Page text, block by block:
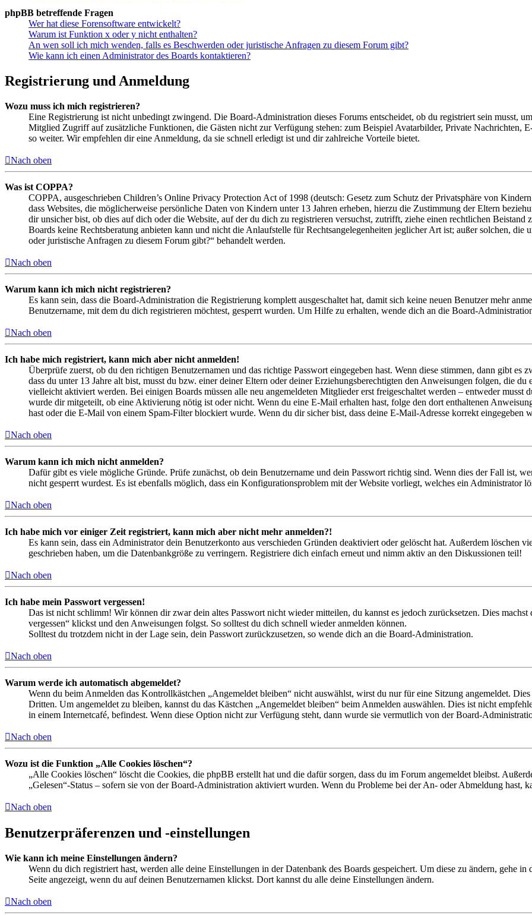
phpBB betreffende Fragen
Wer hat diese Forensoftware entwickelt?
Warum ist Funktion x oder y nicht enthalten?
An wen soll ich mich wenden, falls es Beschwerden oder juristische Anfragen zu diesem Forum gibt?
Wie kann ich einen Administrator des Boards kontaktieren?
Registrierung und Anmeldung
Wozu muss ich mich registrieren?
Eine Registrierung ist nicht unbedingt zwingend. Die Board-Administration dieses Forums entscheidet, ob du registriert sein musst,
Mitglied Zugriff auf zusätzliche Funktionen, die Gästen nicht zur Verfügung stehen: zum Beispiel Avatarbilder, Private Nachrichten,
so weiter. Wir empfehlen dir eine Anmeldung, da sie schnell erledigt ist und dir zahlreiche Vorteile bietet.
Nach oben
Was ist COPPA?
COPPA, ausgeschrieben Children’s Online Privacy Protection Act of 1998 (deutsch: Gesetz zum Schutz der Privatsphäre von
dass Websites, die möglicherweise persönliche Daten von Kindern unter 13 Jahren erheben, hierzu die Zustimmung der Eltern
dir unsicher bist, ob dies auf dich oder die Website, auf der du dich zu registrieren versuchst, zutrifft, ziehe einen rechtlichen
Boards keine Rechtsberatung anbieten kann und nicht die Anlaufstelle für Rechtsangelegenheiten jeglicher Art ist; außer solchen,
oder juristische Anfragen zu diesem Forum gibt?“ behandelt werden.
Nach oben
Warum kann ich mich nicht registrieren?
Es kann sein, dass die Board-Administration die Registrierung komplett ausgeschaltet hat, damit sich keine neuen Benutzer mehr
Benutzername, mit dem du dich registrieren möchtest, gesperrt wurden. Um Hilfe zu erhalten, wende dich an die Board-
Nach oben
Ich habe mich registriert, kann mich aber nicht anmelden!
Überprüfe zuerst, ob du den richtigen Benutzernamen und das richtige Passwort eingegeben hast. Wenn diese stimmen, dann gibt es
dass du unter 13 Jahre alt bist, musst du bzw. einer deiner Eltern oder deiner Erziehungsberechtigten den Anweisungen folgen, die
vielleicht aktiviert werden. Bei einigen Boards müssen alle neu angemeldeten Mitglieder erst freigeschaltet werden – entweder musst
wurde dir mitgeteilt, ob eine Aktivierung nötig ist oder nicht. Wenn du eine E-Mail erhalten hast, folge den dort enthaltenen
hast oder die E-Mail von einem Spam-Filter blockiert wurde. Wenn du dir sicher bist, dass deine E-Mail-Adresse korrekt eingegeben
Nach oben
Warum kann ich mich nicht anmelden?
Dafür gibt es viele mögliche Gründe. Prüfe zunächst, ob dein Benutzername und dein Passwort richtig sind. Wenn dies der Fall ist,
nicht gesperrt wurdest. Es ist ebenfalls möglich, dass ein Konfigurationsproblem mit der Website vorliegt, welches ein Administrator
Nach oben
Ich habe mich vor einiger Zeit registriert, kann mich aber nicht mehr anmelden?!
Es kann sein, dass ein Administrator dein Benutzerkonto aus verschieden Gründen deaktiviert oder gelöscht hat. Außerdem löschen
geschrieben haben, um die Datenbankgröße zu verringern. Registriere dich einfach erneut und nimm aktiv an den Diskussionen teil!
Nach oben
Ich habe mein Passwort vergessen!
Das ist nicht schlimm! Wir können dir zwar dein altes Passwort nicht wieder mitteilen, du kannst es jedoch zurücksetzen. Dies
vergessen“ klickst und den Anweisungen folgst. So solltest du dich schnell wieder anmelden können.
Solltest du trotzdem nicht in der Lage sein, dein Passwort zurückzusetzen, so wende dich an die Board-Administration.
Nach oben
Warum werde ich automatisch abgemeldet?
Wenn du beim Anmelden das Kontrollkästchen „Angemeldet bleiben“ nicht auswählst, wirst du nur für eine Sitzung angemeldet.
Dritten. Um angemeldet zu bleiben, kannst du das Kästchen „Angemeldet bleiben“ beim Anmelden auswählen. Dies ist nicht
in einem Internetcafé, befindest. Wenn diese Option nicht zur Verfügung steht, dann wurde sie vermutlich von der Board-
Nach oben
Wozu ist die Funktion „Alle Cookies löschen“?
„Alle Cookies löschen“ löscht die Cookies, die phpBB erstellt hat und die dafür sorgen, dass du im Forum angemeldet bleibst.
„Gelesen“-Status – sofern sie von der Board-Administration aktiviert wurden. Wenn du Probleme bei der An- oder Abmeldung hast,
Nach oben
Benutzerpräferenzen und -einstellungen
Wie kann ich meine Einstellungen ändern?
Wenn du dich registriert hast, werden alle deine Einstellungen in der Datenbank des Boards gespeichert. Um diese zu ändern, gehe
Seite angezeigt, wenn du auf deinen Benutzernamen klickst. Dort kannst du alle deine Einstellungen ändern.
Nach oben